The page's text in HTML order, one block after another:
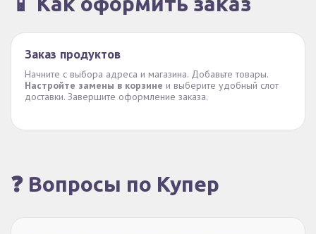
Заказ продуктов
Начните с выбора адреса и магазина. Добавьте товары.
Настройте замены в корзине и выберите удобный слот
доставки. Завершите оформление заказа.
❓ Вопросы по Купер